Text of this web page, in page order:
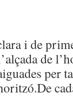
i de
de
per